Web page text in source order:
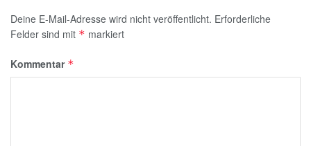
Deine E-Mail-Adresse wird nicht veröffentlicht. Erforderliche
Felder sind mit * markiert
Kommentar *